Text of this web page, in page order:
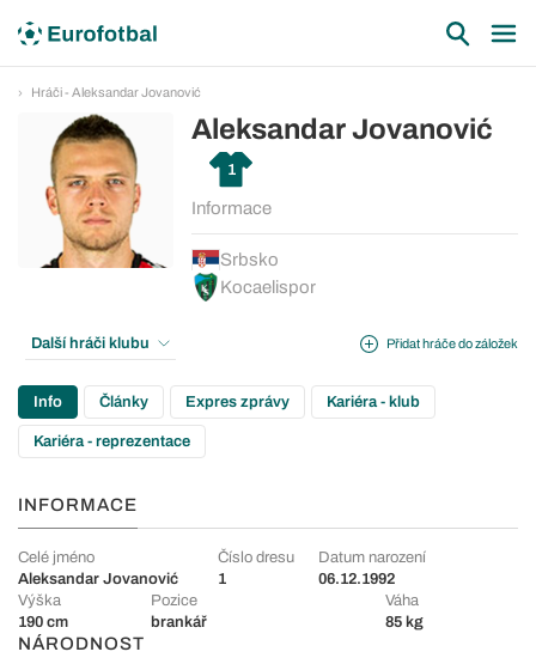
Hráči - Aleksandar Jovanović
Aleksandar Jovanović
1
Informace
Srbsko
Kocaelispor
Přidat hráče do záložek
Další hráči klubu
Info Články Expres zprávy Kariéra - klub
Kariéra - reprezentace
INFORMACE
Celé jméno
Aleksandar Jovanović
Číslo dresu
1
Datum narození
06.12.1992
Výška
190 cm
Pozice
brankář
Váha
85 kg
NÁRODNOST